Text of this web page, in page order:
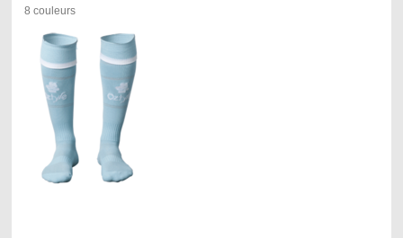
8 couleurs